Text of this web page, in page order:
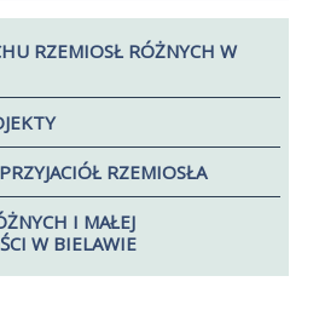
RZEMIOSŁ RÓŻNYCH W
RZEMIOSŁA
I MAŁEJ
W BIELAWIE